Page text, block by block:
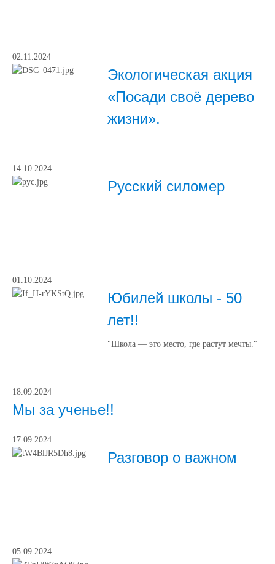
02.11.2024
Экологическая акция
«Посади своё дерево
жизни».
14.10.2024
Русский силомер
01.10.2024
Юбилей школы - 50
лет!!
"Школа — это место, где растут мечты."
18.09.2024
Мы за ученье!!
17.09.2024
Разговор о важном
05.09.2024